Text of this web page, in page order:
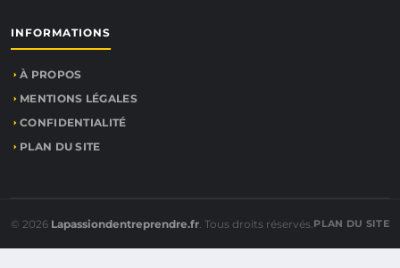
INFORMATIONS
À PROPOS
MENTIONS LÉGALES
CONFIDENTIALITÉ
PLAN DU SITE
© 2026 Lapassiondentreprendre.fr. Tous droits réservés.PLAN DU SITE